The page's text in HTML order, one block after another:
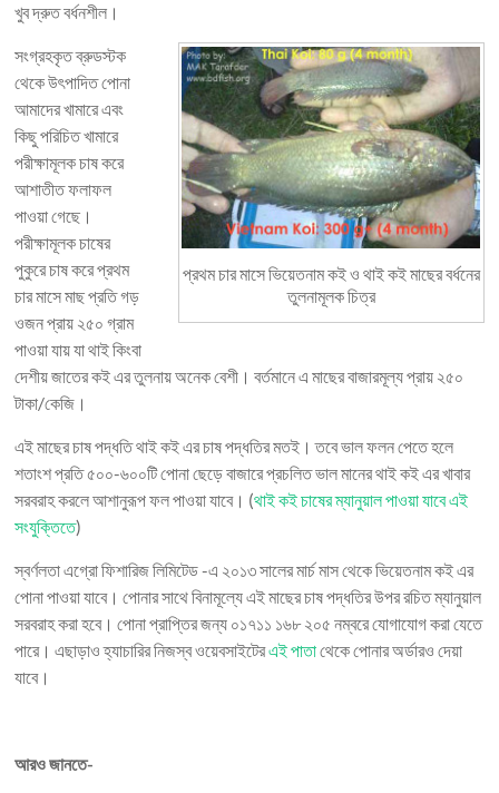
খুব দ্রুত বর্ধনশীল।
প্রথম চার মাসে ভিয়েতনাম কই ও থাই কই মাছের বর্ধনের
তুলনামূলক চিত্র
সংগ্রহকৃত ব্রুডস্টক
থেকে উৎপাদিত পোনা
আমাদের খামারে এবং
কিছু পরিচিত খামারে
পরীক্ষামূলক চাষ করে
আশাতীত ফলাফল
পাওয়া গেছে।
পরীক্ষামূলক চাষের
পুকুরে চাষ করে প্রথম
চার মাসে মাছ প্রতি গড়
ওজন প্রায় ২৫০ গ্রাম
পাওয়া যায় যা থাই কিংবা
দেশীয় জাতের কই এর তুলনায় অনেক বেশী। বর্তমানে এ মাছের বাজারমূল্য প্রায় ২৫০
টাকা/কেজি।
এই মাছের চাষ পদ্ধতি থাই কই এর চাষ পদ্ধতির মতই। তবে ভাল ফলন পেতে হলে
শতাংশ প্রতি ৫০০-৬০০টি পোনা ছেড়ে বাজারে প্রচলিত ভাল মানের থাই কই এর খাবার
সরবরাহ করলে আশানুরূপ ফল পাওয়া যাবে। (থাই কই চাষের ম্যানুয়াল পাওয়া যাবে এই
সংযুক্তিতে)
স্বর্ণলতা এগ্রো ফিশারিজ লিমিটেড -এ ২০১৩ সালের মার্চ মাস থেকে ভিয়েতনাম কই এর
পোনা পাওয়া যাবে। পোনার সাথে বিনামূল্যে এই মাছের চাষ পদ্ধতির উপর রচিত ম্যানুয়াল
সরবরাহ করা হবে। পোনা প্রাপ্তির জন্য ০১৭১১ ১৬৮ ২০৫ নম্বরে যোগাযোগ করা যেতে
পারে। এছাড়াও হ্যাচারির নিজস্ব ওয়েবসাইটেরএই পাতাথেকে পোনার অর্ডারও দেয়া
যাবে।
আরও জানতে-